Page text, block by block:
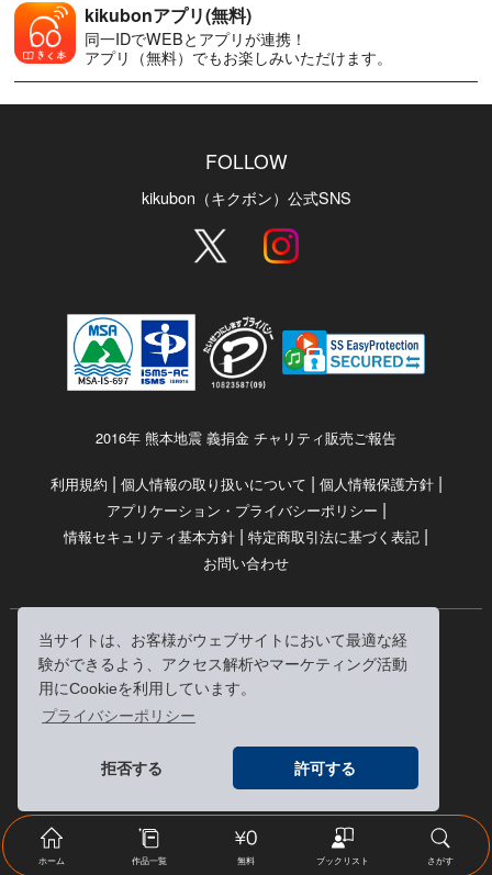
当サイトは、お客様がウェブサイトにおいて最適な経
験ができるよう、アクセス解析やマーケティング活動
用にCookieを利用しています。
プライバシーポリシー
拒否する 許可する
kikubonアプリ(無料)
同一IDでWEBとアプリが連携！
アプリ（無料）でもお楽しみいただけます。
FOLLOW
kikubon（キクボン）公式SNS
2016年 熊本地震 義捐金 チャリティ販売ご報告
利用規約 | 個人情報の取り扱いについて | 個人情報保護方針|
アプリケーション・プライバシーポリシー |
情報セキュリティ基本方針 | 特定商取引法に基づく表記 |
お問い合わせ
© RRJ Inc.
（kikubon/キクボン/きく本/きくほん/キクホン）は
株式会社RRJの登録商標です。
ホーム 作品一覧 無料 ブックリスト さがす